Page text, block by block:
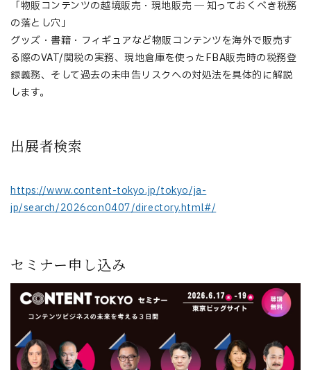
「物販コンテンツの越境販売・現地販売 ― 知っておくべき税務
の落とし穴」
グッズ・書籍・フィギュアなど物販コンテンツを海外で販売す
る際のVAT/関税の実務、現地倉庫を使ったFBA販売時の税務登
録義務、そして過去の未申告リスクへの対処法を具体的に解説
します。
出展者検索
https://www.content-tokyo.jp/tokyo/ja-
jp/search/2026con0407/directory.html#/
セミナー申し込み